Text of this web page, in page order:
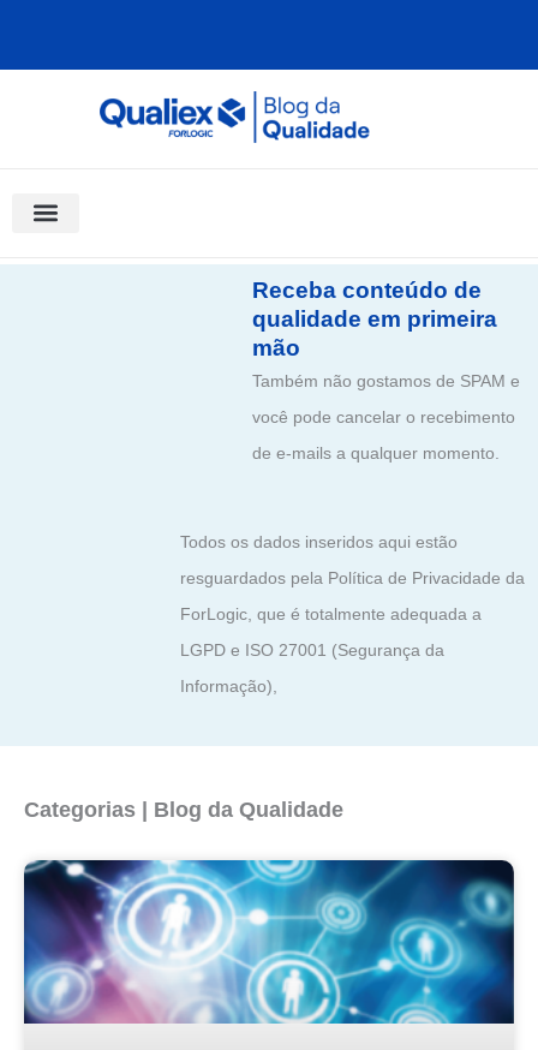
Receba conteúdo de
qualidade em primeira
mão
Também não gostamos de SPAM e
você pode cancelar o recebimento
de e-mails a qualquer momento.
Todos os dados inseridos aqui estão
resguardados pela Política de Privacidade da
ForLogic, que é totalmente adequada a
LGPD e ISO 27001 (Segurança da
Informação),
Categorias | Blog da Qualidade